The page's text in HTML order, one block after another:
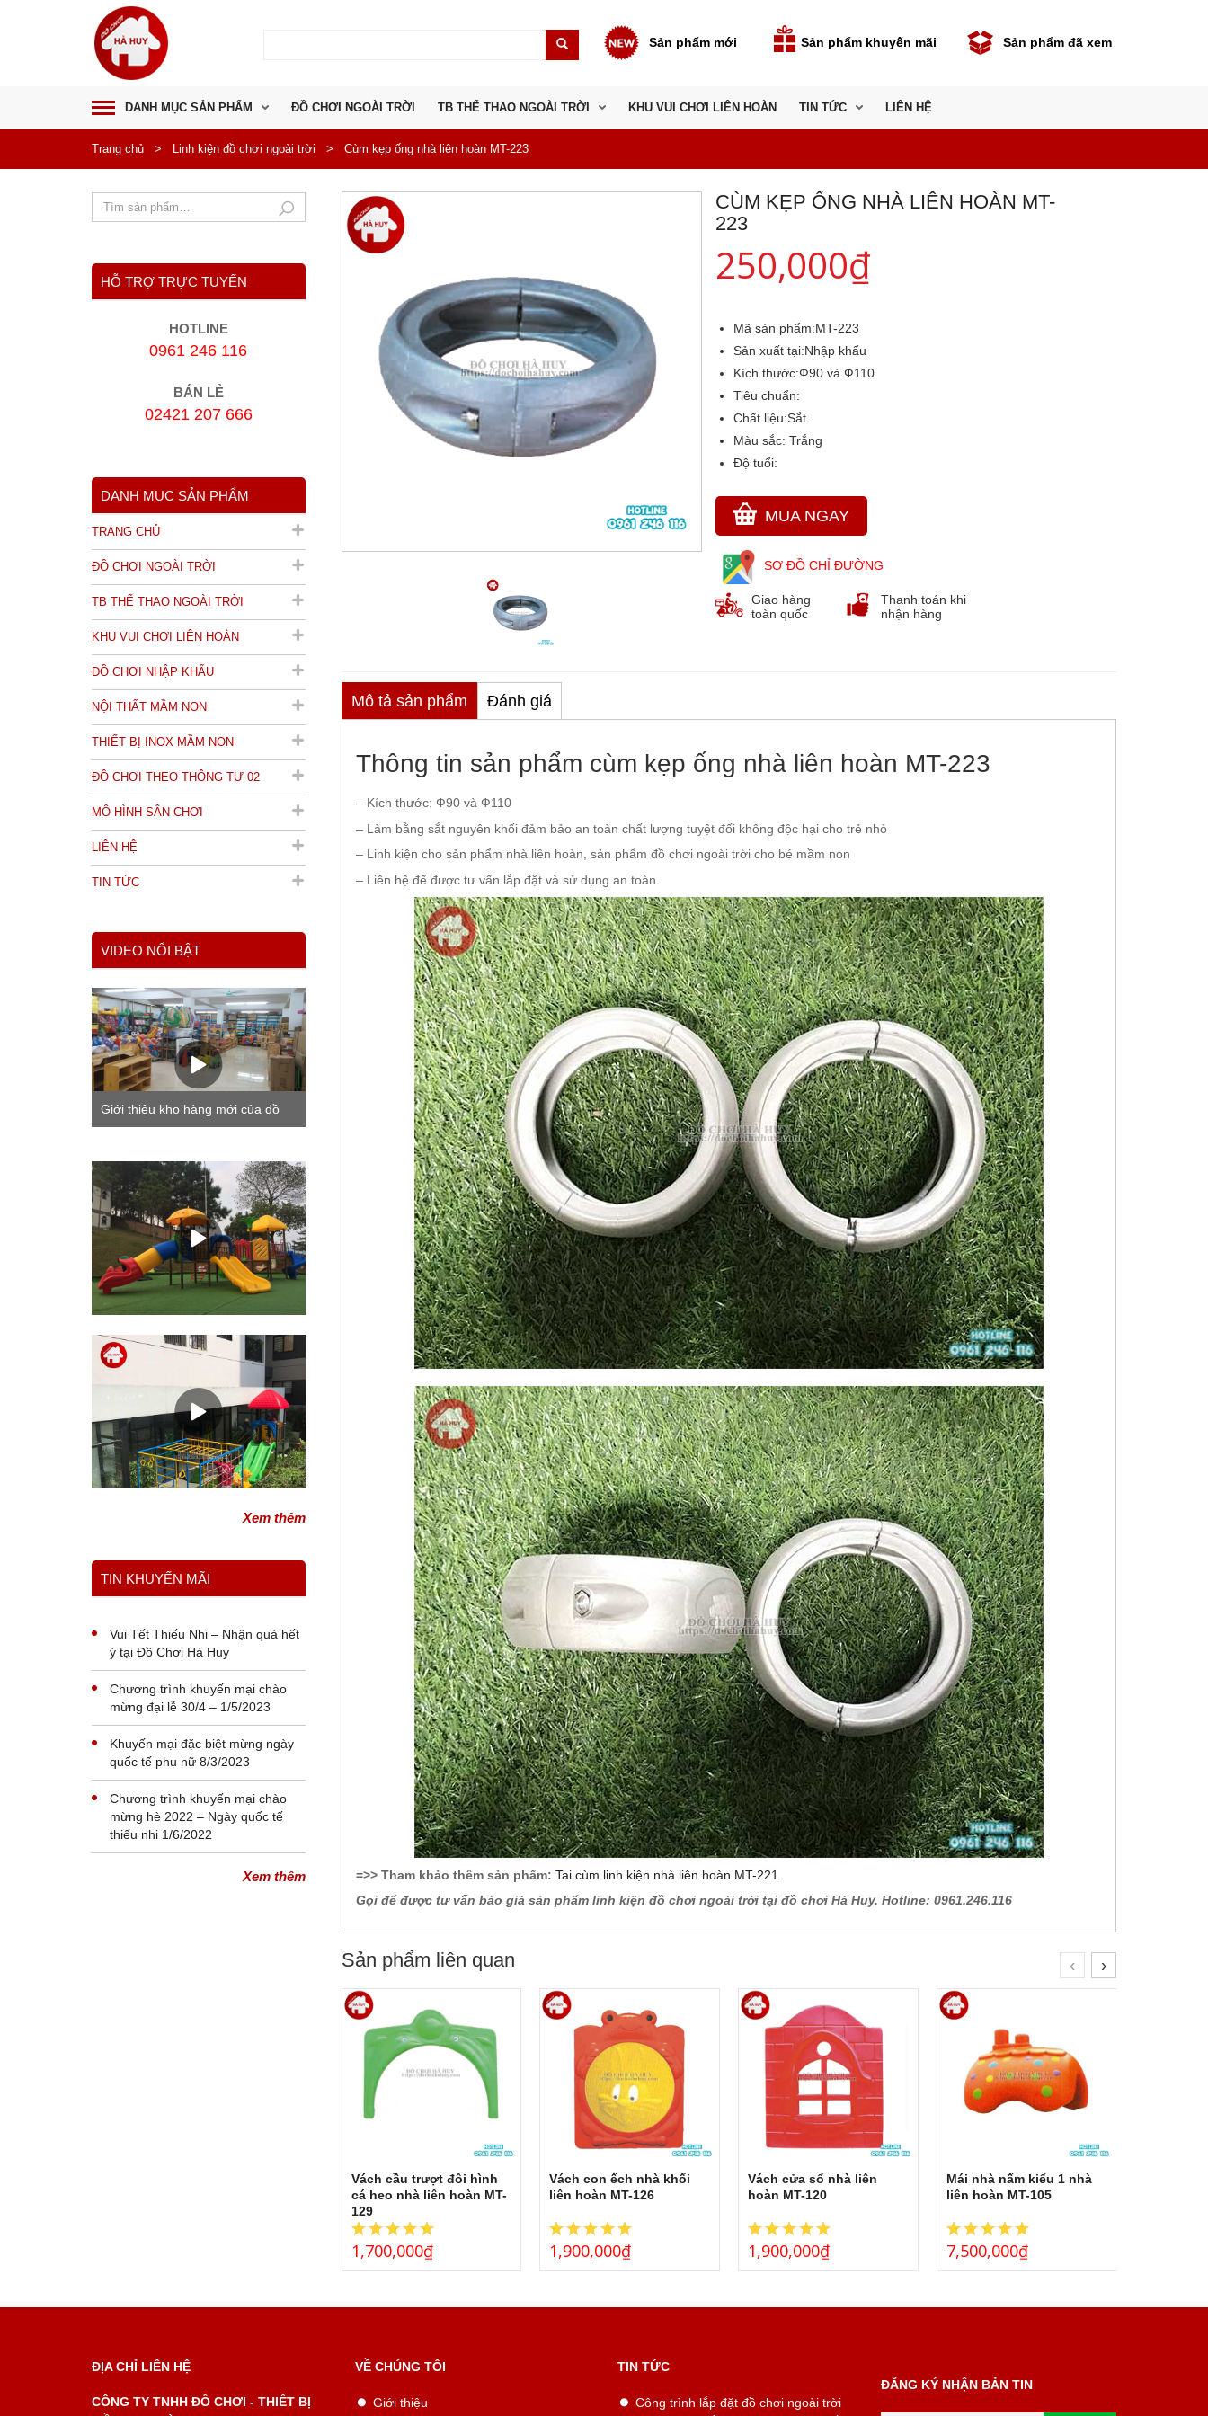
Sản phẩm mới Sản phẩm khuyến mãi Sản phẩm đã xem
DANH MỤC SẢN PHẨM ĐỒ CHƠI NGOÀI TRỜI TB THỂ THAO NGOÀI TRỜI KHU VUI CHƠI LIÊN HOÀN TIN TỨC LIÊN HỆ
Trang chủ > Linh kiện đồ chơi ngoài trời > Cùm kẹp ống nhà liên hoàn MT-223
CÙM KẸP ỐNG NHÀ LIÊN HOÀN MT-
223
250,000₫
Mã sản phẩm:MT-223
Sản xuất tại:Nhập khẩu
Kích thước:Ф90 và Ф110
Tiêu chuẩn:
Chất liệu:Sắt
Màu sắc: Trắng
Độ tuổi:
MUA NGAY
SƠ ĐỒ CHỈ ĐƯỜNG
Giao hàng
toàn quốc
Thanh toán khi
nhận hàng
Mô tả sản phẩm Đánh giá
Thông tin sản phẩm cùm kẹp ống nhà liên hoàn MT-223
– Kích thước: Ф90 và Ф110
– Làm bằng sắt nguyên khối đảm bảo an toàn chất lượng tuyệt đối không độc hại cho trẻ nhỏ
– Linh kiện cho sản phẩm nhà liên hoàn, sản phẩm đồ chơi ngoài trời cho bé mầm non
– Liên hệ để được tư vấn lắp đặt và sử dụng an toàn.
=>> Tham khảo thêm sản phẩm: Tai cùm linh kiện nhà liên hoàn MT-221
Gọi để được tư vấn báo giá sản phẩm linh kiện đồ chơi ngoài trời tại đồ chơi Hà Huy. Hotline: 0961.246.116
Sản phẩm liên quan
Vách cầu trượt đôi hình
cá heo nhà liên hoàn MT-
129
1,700,000₫
Vách con ếch nhà khối
liên hoàn MT-126
1,900,000₫
Vách cửa sổ nhà liên
hoàn MT-120
1,900,000₫
Mái nhà nấm kiểu 1 nhà
liên hoàn MT-105
7,500,000₫
‹ ›
HỖ TRỢ TRỰC TUYẾN
HOTLINE
0961 246 116
BÁN LẺ
02421 207 666
DANH MỤC SẢN PHẨM
TRANG CHỦ
ĐỒ CHƠI NGOÀI TRỜI
TB THỂ THAO NGOÀI TRỜI
KHU VUI CHƠI LIÊN HOÀN
ĐỒ CHƠI NHẬP KHẨU
NỘI THẤT MẦM NON
THIẾT BỊ INOX MẦM NON
ĐỒ CHƠI THEO THÔNG TƯ 02
MÔ HÌNH SÂN CHƠI
LIÊN HỆ
TIN TỨC
VIDEO NỔI BẬT
Giới thiệu kho hàng mới của đồ
Video sản xuất nhà liên hoàn đa
Video sản xuất thang leo vận
Xem thêm
TIN KHUYẾN MÃI
Vui Tết Thiếu Nhi – Nhận quà hết
ý tại Đồ Chơi Hà Huy
Chương trình khuyến mại chào
mừng đại lễ 30/4 – 1/5/2023
Khuyến mại đặc biệt mừng ngày
quốc tế phụ nữ 8/3/2023
Chương trình khuyến mại chào
mừng hè 2022 – Ngày quốc tế
thiếu nhi 1/6/2022
Xem thêm
ĐỊA CHỈ LIÊN HỆ
CÔNG TY TNHH ĐỒ CHƠI - THIẾT BỊ
VỀ CHÚNG TÔI
Giới thiệu
TIN TỨC
Công trình lắp đặt đồ chơi ngoài trời
ĐĂNG KÝ NHẬN BẢN TIN